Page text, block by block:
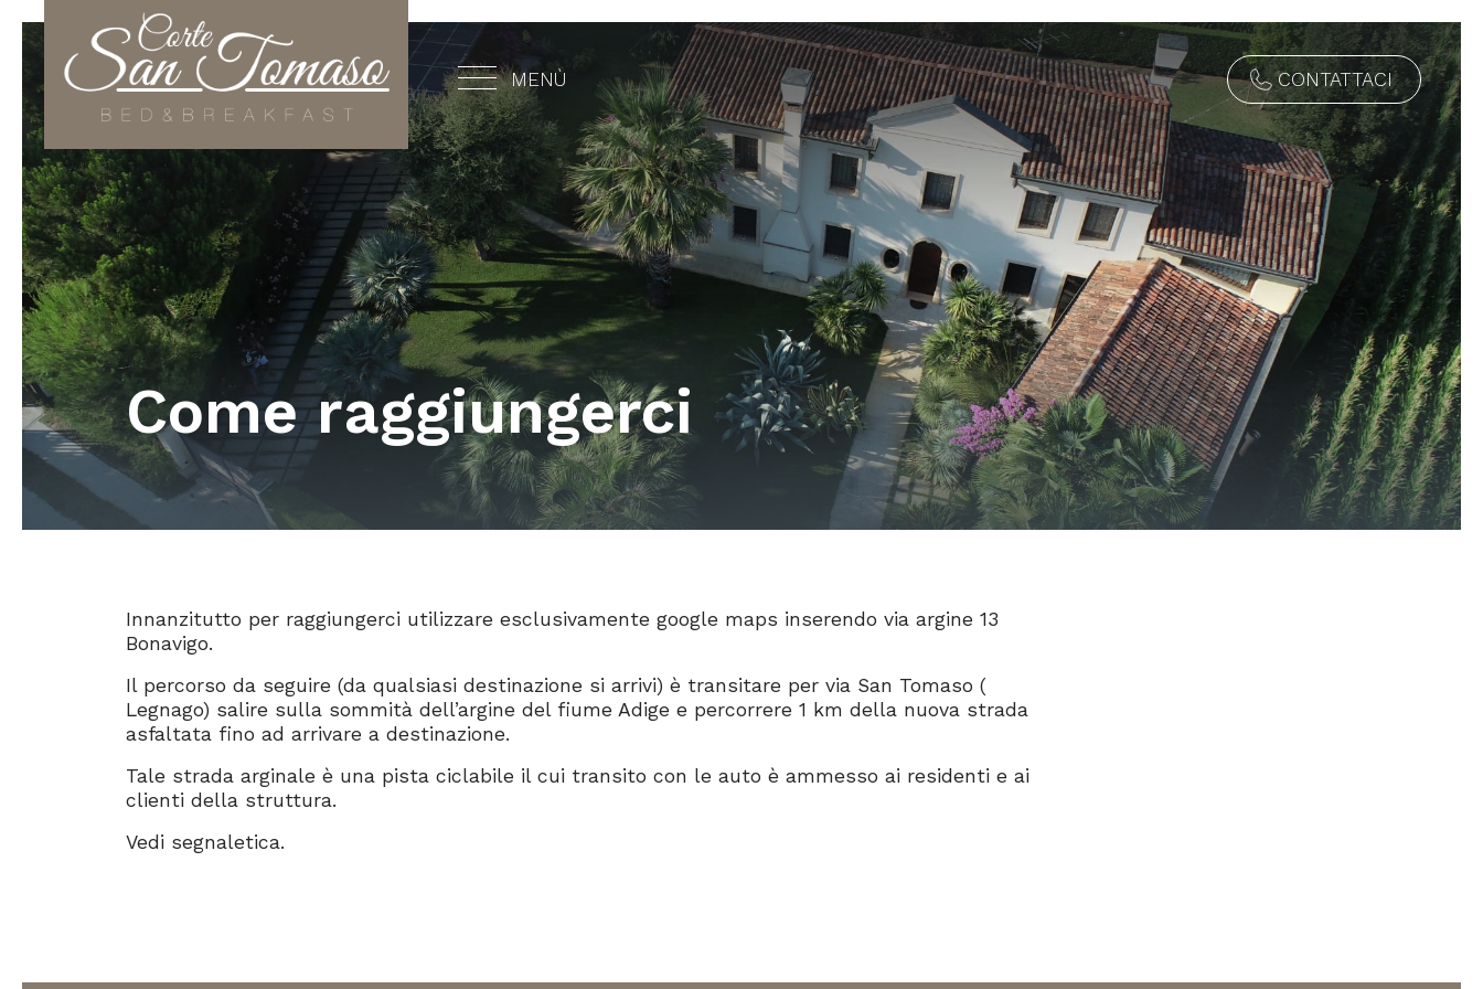
MENÙ CONTATTACI
Come raggiungerci
Innanzitutto per raggiungerci utilizzare esclusivamente google maps inserendo via argine 13
Bonavigo.
Il percorso da seguire (da qualsiasi destinazione si arrivi) è transitare per via San Tomaso (
Legnago) salire sulla sommità dell’argine del fiume Adige e percorrere 1 km della nuova strada
asfaltata fino ad arrivare a destinazione.
Tale strada arginale è una pista ciclabile il cui transito con le auto è ammesso ai residenti e ai
clienti della struttura.
Vedi segnaletica.